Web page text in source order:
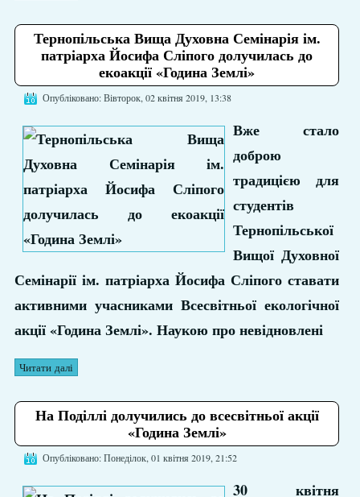
Тернопільська Вища Духовна Семінарія ім.
патріарха Йосифа Сліпого долучилась до
екоакції «Година Землі»
Опубліковано: Вівторок, 02 квітня 2019, 13:38
Вже стало
доброю
традицією для
студентів
Тернопільської
Вищої Духовної
Семінарії ім. патріарха Йосифа Сліпого ставати
активними учасниками Всесвітньої екологічної
акції «Година Землі». Наукою про невідновлені
Читати далі
На Поділлі долучились до всесвітньої акції
«Година Землі»
Опубліковано: Понеділок, 01 квітня 2019, 21:52
30 квітня